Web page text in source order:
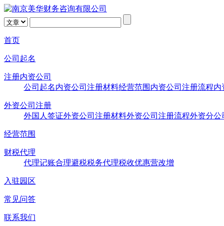
首页
公司起名
注册内资公司
公司起名内资公司注册材料经营范围 内资公司注册流程内
外资公司注册
外国人签证外资公司注册材料外资公司注册流程外资分公
经营范围
财税代理
代理记账合理避税税务代理税收优惠营改增
入驻园区
常见问答
联系我们